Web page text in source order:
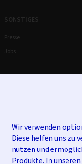
Wir verwenden
Diese helfen uns zu
nutzen und
Produkte. In unseren
SONSTIGES
Presse
Jobs